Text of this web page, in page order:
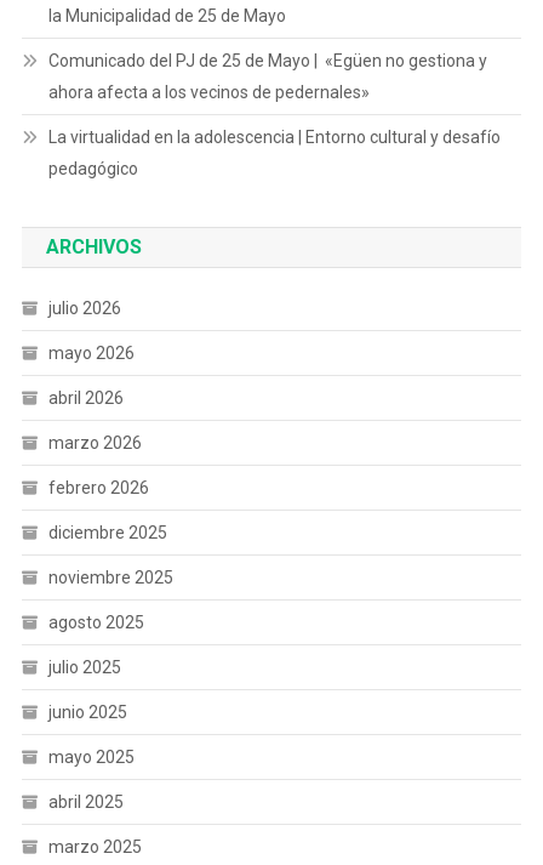
la Municipalidad de 25 de Mayo
Comunicado del PJ de 25 de Mayo | «Egüen no gestiona y
ahora afecta a los vecinos de pedernales»
La virtualidad en la adolescencia | Entorno cultural y desafío
pedagógico
ARCHIVOS
julio 2026
mayo 2026
abril 2026
marzo 2026
febrero 2026
diciembre 2025
noviembre 2025
agosto 2025
julio 2025
junio 2025
mayo 2025
abril 2025
marzo 2025